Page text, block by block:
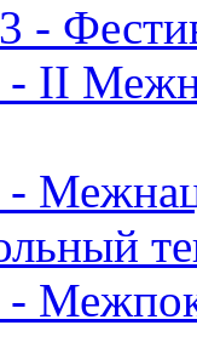
-
II
-